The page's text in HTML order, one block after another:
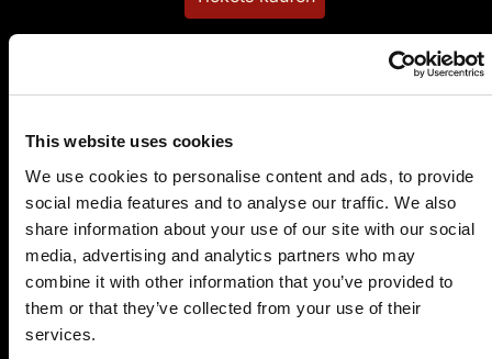
This website uses cookies
We use cookies to personalise content and ads, to provide
social media features and to analyse our traffic. We also
share information about your use of our site with our social
media, advertising and analytics partners who may
combine it with other information that you’ve provided to
them or that they’ve collected from your use of their
services.
DO.
04.02.2027 19:00 Uhr
Sherlock Holmes und die vergiftete
Maultäschlesupp
Restaurant Merlin